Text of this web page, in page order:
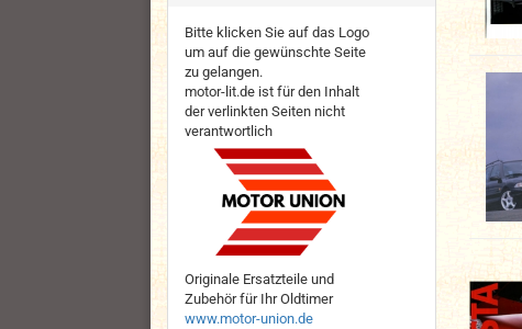
Bitte klicken Sie auf das Logo
um auf die gewünschte Seite
zu gelangen.
motor-lit.de ist für den Inhalt
der verlinkten Seiten nicht
verantwortlich
Originale Ersatzteile und
Zubehör für Ihr Oldtimer
www.motor-union.de